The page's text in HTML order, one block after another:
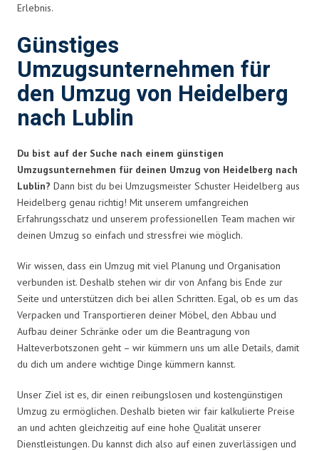
Erlebnis.
Günstiges
Umzugsunternehmen für
den Umzug von Heidelberg
nach Lublin
Du bist auf der Suche nach einem günstigen
Umzugsunternehmen für deinen Umzug von Heidelberg nach
Lublin? Dann bist du bei Umzugsmeister Schuster Heidelberg aus
Heidelberg genau richtig! Mit unserem umfangreichen
Erfahrungsschatz und unserem professionellen Team machen wir
deinen Umzug so einfach und stressfrei wie möglich.
Wir wissen, dass ein Umzug mit viel Planung und Organisation
verbunden ist. Deshalb stehen wir dir von Anfang bis Ende zur
Seite und unterstützen dich bei allen Schritten. Egal, ob es um das
Verpacken und Transportieren deiner Möbel, den Abbau und
Aufbau deiner Schränke oder um die Beantragung von
Halteverbotszonen geht – wir kümmern uns um alle Details, damit
du dich um andere wichtige Dinge kümmern kannst.
Unser Ziel ist es, dir einen reibungslosen und kostengünstigen
Umzug zu ermöglichen. Deshalb bieten wir fair kalkulierte Preise
an und achten gleichzeitig auf eine hohe Qualität unserer
Dienstleistungen. Du kannst dich also auf einen zuverlässigen und